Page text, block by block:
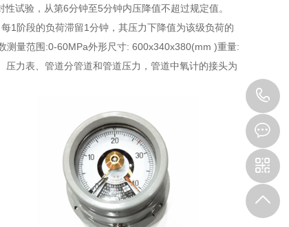
试验，从第6分钟至5分钟内压降值不超过规定值。
1阶段的负荷滞留1分钟，其压力下降值为该级负荷的
测量范围:0-60MPa外形尺寸: 600x340x380(mm )重量:
力表、管道分管道和管道压力，管道中氧计的接头为